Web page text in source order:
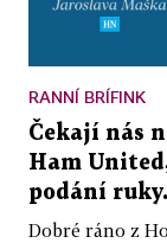
RANNÍ BRÍFINK
Čekají nás
Ham
podání
Dobré ráno z